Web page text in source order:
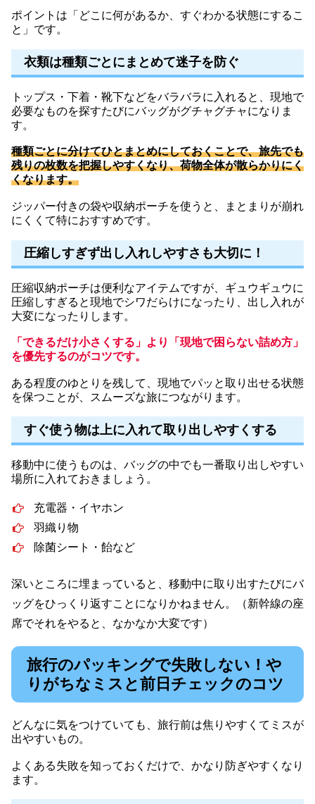
ポイントは「どこに何があるか、すぐわかる状態にするこ
と」です。
衣類は種類ごとにまとめて迷子を防ぐ
トップス・下着・靴下などをバラバラに入れると、現地で
必要なものを探すたびにバッグがグチャグチャになりま
す。
種類ごとに分けてひとまとめにしておくことで、旅先でも
残りの枚数を把握しやすくなり、荷物全体が散らかりにく
くなります。
ジッパー付きの袋や収納ポーチを使うと、まとまりが崩れ
にくくて特におすすめです。
圧縮しすぎず出し入れしやすさも大切に！
圧縮収納ポーチは便利なアイテムですが、ギュウギュウに
圧縮しすぎると現地でシワだらけになったり、出し入れが
大変になったりします。
「できるだけ小さくする」より「現地で困らない詰め方」
を優先するのがコツです。
ある程度のゆとりを残して、現地でパッと取り出せる状態
を保つことが、スムーズな旅につながります。
すぐ使う物は上に入れて取り出しやすくする
移動中に使うものは、バッグの中でも一番取り出しやすい
場所に入れておきましょう。
充電器・イヤホン
羽織り物
除菌シート・飴など
深いところに埋まっていると、移動中に取り出すたびにバ
ッグをひっくり返すことになりかねません。（新幹線の座
席でそれをやると、なかなか大変です）
旅行のパッキングで失敗しない！や
りがちなミスと前日チェックのコツ
どんなに気をつけていても、旅行前は焦りやすくてミスが
出やすいもの。
よくある失敗を知っておくだけで、かなり防ぎやすくなり
ます。